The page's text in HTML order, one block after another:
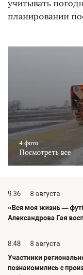
учитывать
планировании
4 фото
Посмотреть все
9:36
8 августа
«Вся моя жизнь —
Александрова Гая
8:48
8 августа
Участники
познакомились с